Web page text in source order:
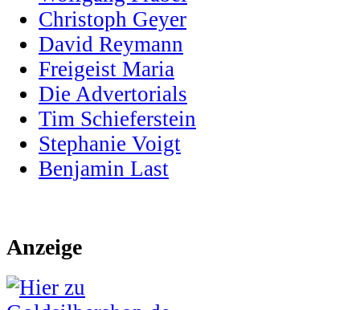
Christoph Geyer
David Reymann
Freigeist Maria
Die Advertorials
Tim Schieferstein
Stephanie Voigt
Benjamin Last
Anzeige